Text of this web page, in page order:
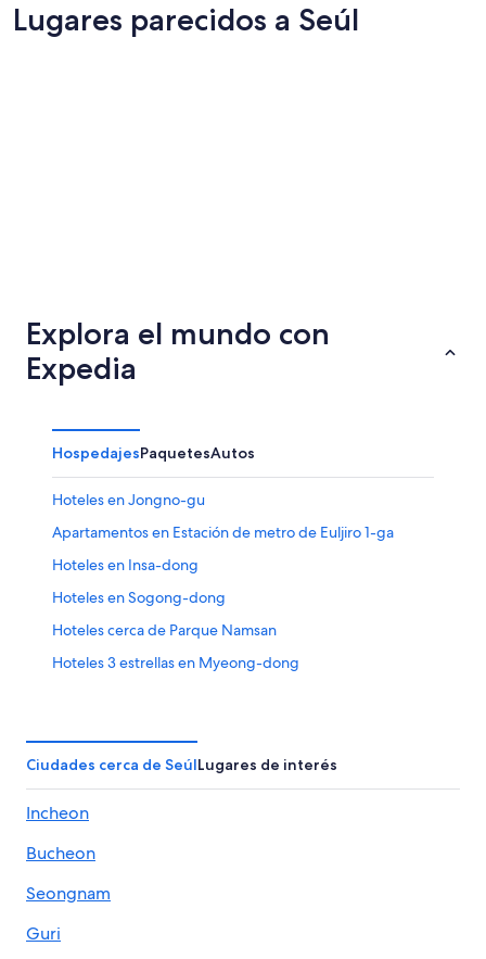
Lugares parecidos a Seúl
Explora el mundo con
Expedia
HospedajesPaquetesAutos
Hoteles en Jongno-gu
Apartamentos en Estación de metro de Euljiro 1-ga
Hoteles en Insa-dong
Hoteles en Sogong-dong
Hoteles cerca de Parque Namsan
Hoteles 3 estrellas en Myeong-dong
Apart-Hoteles en Myeong-dong
Hoteles con concierge en Myeong-dong
Hoteles con casino en Myeong-dong
Hoteles con spa en Myeong-dong
Hoteles familiares en Myeong-dong
Hoteles históricos en Myeong-dong
Ciudades cerca de SeúlLugares de interés
Incheon
Bucheon
Seongnam
Guri